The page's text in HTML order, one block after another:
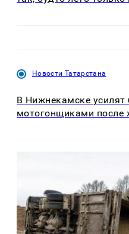
Новости Татарстана
В Нижнекамске
мотогонщиками после